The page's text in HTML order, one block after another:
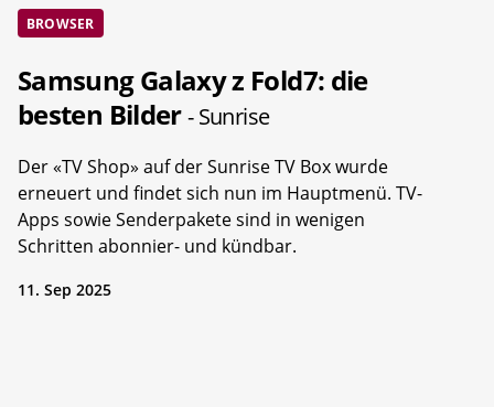
BROWSER
Samsung Galaxy z Fold7: die
besten Bilder- Sunrise
Der «TV Shop» auf der Sunrise TV Box wurde
erneuert und findet sich nun im Hauptmenü. TV-
Apps sowie Senderpakete sind in wenigen
Schritten abonnier- und kündbar.
11. Sep 2025